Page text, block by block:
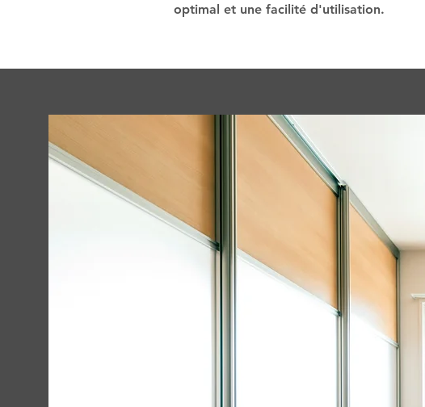
optimal et une facilité d'utilisation.